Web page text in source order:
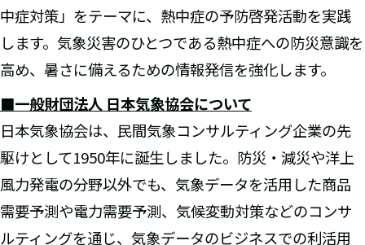
中症対策」をテーマに、熱中症の予防啓発活動を実践
します。気象災害のひとつである熱中症への防災意識を
高め、暑さに備えるための情報発信を強化します。
■一般財団法人 日本気象協会について
日本気象協会は、民間気象コンサルティング企業の先
駆けとして1950年に誕生しました。防災・減災や洋上
風力発電の分野以外でも、気象データを活用した商品
需要予測や電力需要予測、気候変動対策などのコンサ
ルティングを通じ、気象データのビジネスでの利活用